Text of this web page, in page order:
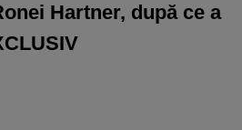
Hartner, după ce a